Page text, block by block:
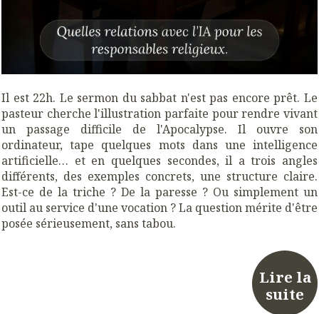
Il est 22h. Le sermon du sabbat n'est pas encore prêt. Le
pasteur cherche l'illustration parfaite pour rendre vivant
un passage difficile de l'Apocalypse. Il ouvre son
ordinateur, tape quelques mots dans une intelligence
artificielle… et en quelques secondes, il a trois angles
différents, des exemples concrets, une structure claire.
Est-ce de la triche ? De la paresse ? Ou simplement un
outil au service d'une vocation ?La question mérite d'être
posée sérieusement, sans tabou.
Lire la
suite